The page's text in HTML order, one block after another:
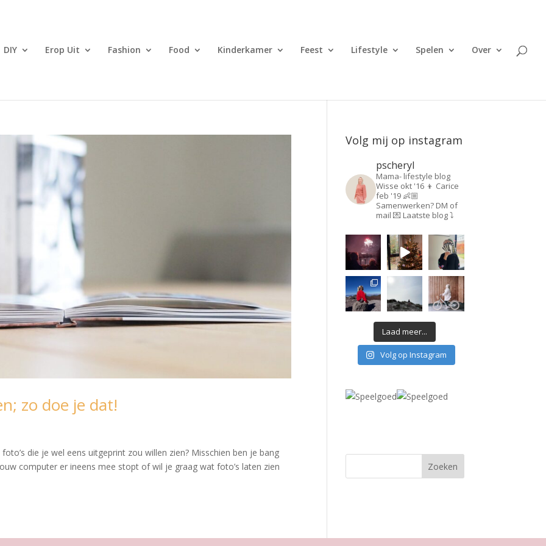
DIY Erop Uit Fashion Food Kinderkamer Feest Lifestyle Spelen Over
zo doe je dat!
die je wel eens uitgeprint zou willen zien? Misschien ben je bang
computer er ineens mee stopt of wil je graag wat foto’s laten zien
Volg mij op instagram
pscheryl
Mama- lifestyle blog
Wisse okt '16 👦 Carice
feb '19 👶🏼
Samenwerken? DM of
mail 💌 Laatste blog ⤵️
Laad meer...
Volg op Instagram